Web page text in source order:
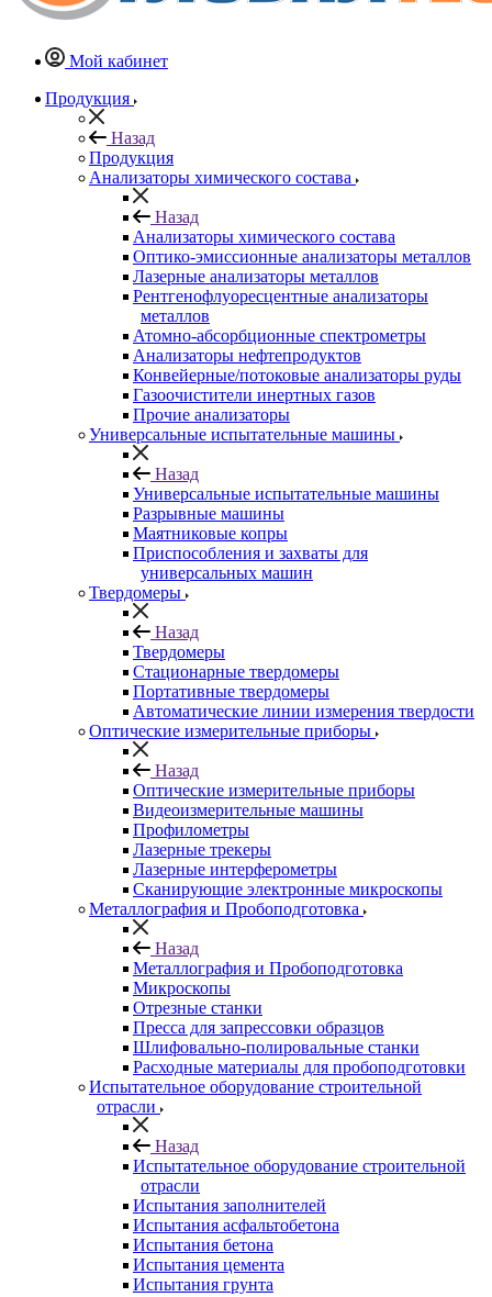
Мой кабинет
Продукция
Назад
Продукция
Анализаторы химического состава
Назад
Анализаторы химического состава
Оптико-эмиссионные анализаторы металлов
Лазерные анализаторы металлов
Рентгенофлуоресцентные анализаторы
металлов
Атомно-абсорбционные спектрометры
Анализаторы нефтепродуктов
Конвейерные/потоковые анализаторы руды
Газоочистители инертных газов
Прочие анализаторы
Универсальные испытательные машины
Назад
Универсальные испытательные машины
Разрывные машины
Маятниковые копры
Приспособления и захваты для
универсальных машин
Твердомеры
Назад
Твердомеры
Стационарные твердомеры
Портативные твердомеры
Автоматические линии измерения твердости
Оптические измерительные приборы
Назад
Оптические измерительные приборы
Видеоизмерительные машины
Профилометры
Лазерные трекеры
Лазерные интерферометры
Сканирующие электронные микроскопы
Металлография и Пробоподготовка
Назад
Металлография и Пробоподготовка
Микроскопы
Отрезные станки
Пресса для запрессовки образцов
Шлифовально-полировальные станки
Расходные материалы для пробоподготовки
Испытательное оборудование строительной
отрасли
Назад
Испытательное оборудование строительной
отрасли
Испытания заполнителей
Испытания асфальтобетона
Испытания бетона
Испытания цемента
Испытания грунта